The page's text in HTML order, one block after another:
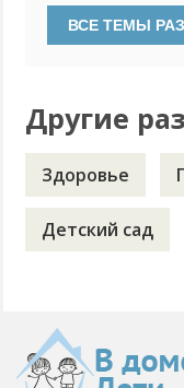
поиграть с
дома - как
Другие
Здоровье
Детский сад